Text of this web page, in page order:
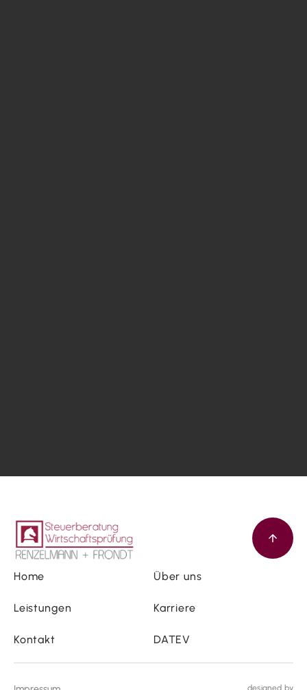
Home Über uns
Leistungen Karriere
Kontakt DATEV
designed by